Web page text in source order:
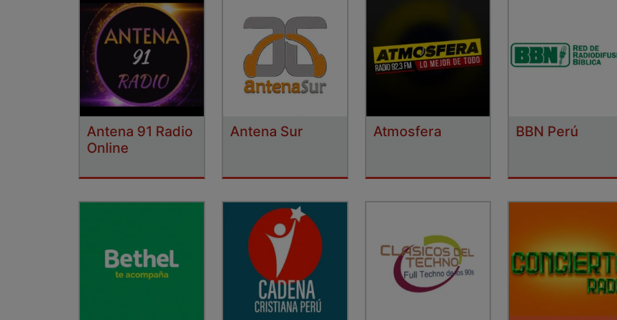
Antena 91 Radio
Online
Antena Sur Atmosfera BBN Perú